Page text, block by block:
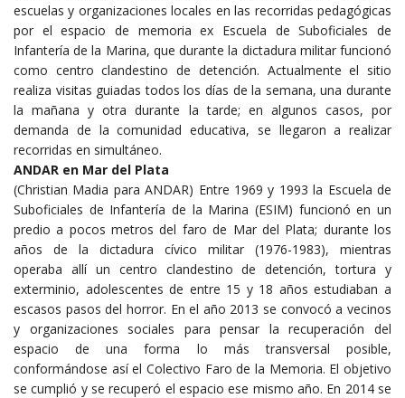
escuelas y organizaciones locales en las recorridas pedagógicas
por el espacio de memoria ex Escuela de Suboficiales de
Infantería de la Marina, que durante la dictadura militar funcionó
como centro clandestino de detención. Actualmente el sitio
realiza visitas guiadas todos los días de la semana, una durante
la mañana y otra durante la tarde; en algunos casos, por
demanda de la comunidad educativa, se llegaron a realizar
recorridas en simultáneo.
ANDAR en Mar del Plata
(Christian Madia para ANDAR) Entre 1969 y 1993 la Escuela de
Suboficiales de Infantería de la Marina (ESIM) funcionó en un
predio a pocos metros del faro de Mar del Plata; durante los
años de la dictadura cívico militar (1976-1983), mientras
operaba allí un centro clandestino de detención, tortura y
exterminio, adolescentes de entre 15 y 18 años estudiaban a
escasos pasos del horror. En el año 2013 se convocó a vecinos
y organizaciones sociales para pensar la recuperación del
espacio de una forma lo más transversal posible,
conformándose así el Colectivo Faro de la Memoria. El objetivo
se cumplió y se recuperó el espacio ese mismo año. En 2014 se